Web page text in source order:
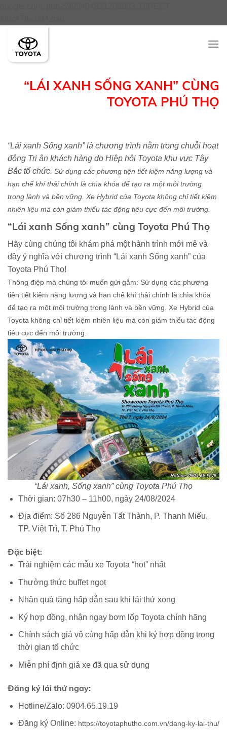
“LÁI XANH SỐNG XANH” CÙNG
TOYOTA PHÚ THỌ
“Lái xanh Sống xanh” là chương trình nằm trong chuỗi hoạt
động Tri ân khách hàng do Hiệp hội Toyota khu vực Tây
Bắc tổ chức. Sử dụng các phương tiện tiết kiệm năng lượng và
hạn chế khí thải chính là chìa khóa để tạo ra một môi trường
trong lành và bền vững. Xe Hybrid của Toyota không chỉ tiết kiệm
nhiên liệu mà còn giảm thiểu tác động tiêu cực đến môi trường.
“Lái xanh Sống xanh” cùng Toyota Phú Thọ
Hãy cùng chúng tôi khám phá một hành trình mới mẻ và
đầy ý nghĩa với chương trình “Lái xanh Sống xanh” của
Toyota Phú Thọ!
Thông điệp mà chúng tôi muốn gửi gắm: Sử dụng các phương
tiện tiết kiệm năng lượng và hạn chế khí thải chính là chìa khóa
để tạo ra một môi trường trong lành và bền vững. Xe Hybrid của
Toyota không chỉ tiết kiệm nhiên liệu mà còn giảm thiểu tác động
tiêu cực đến môi trường.
“Lái xanh, Sống xanh” cùng Toyota Phú Thọ
Thời gian: 07h30 – 11h00, ngày 24/08/2024
Địa điểm: Số 286 Nguyễn Tất Thành, P. Thanh Miếu,
TP. Việt Trì, T. Phú Thọ
Đặc biệt:
Trải nghiệm các mẫu xe Toyota “hot” nhất
Thưởng thức buffet ngọt
Nhận quà tặng hấp dẫn sau khi lái thử xong
Ký hợp đồng, nhận ngay bơm lốp Toyota chính hãng
Chính sách giá vô cùng hấp dẫn khi ký hợp đồng trong
thời gian tổ chức
Miễn phí định giá xe đã qua sử dụng
Đăng ký lái thử ngay:
Hotline/Zalo: 0904.65.19.19
Đăng ký Online: https://toyotaphutho.com.vn/dang-ky-lai-thu/